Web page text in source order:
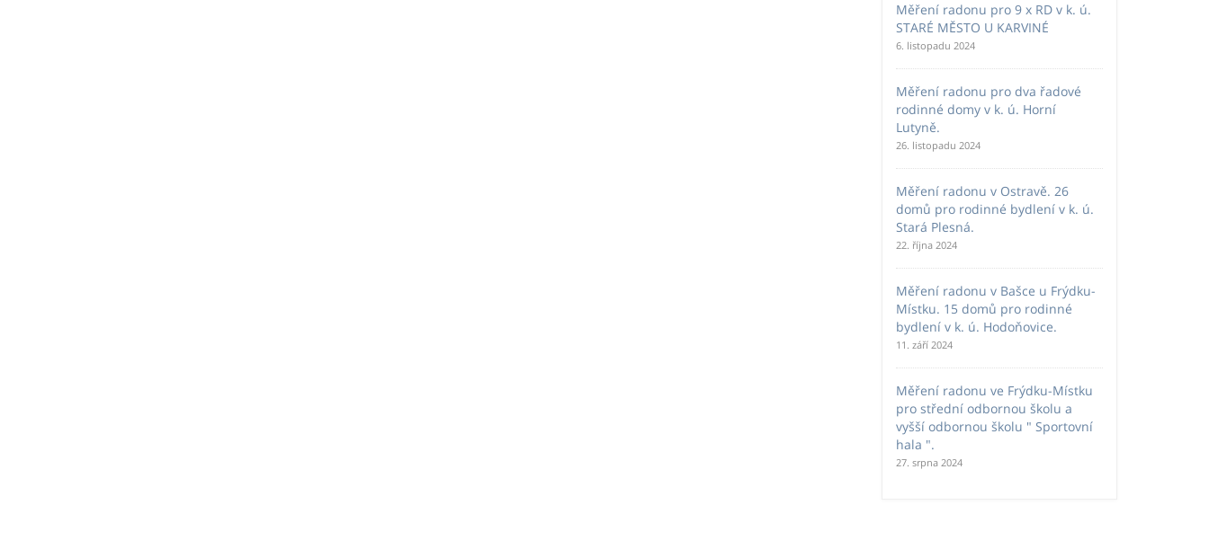
Měření radonu pro 9 x RD v k. ú.
STARÉ MĚSTO U KARVINÉ
6. listopadu 2024
Měření radonu pro dva řadové
rodinné domy v k. ú. Horní
Lutyně.
26. listopadu 2024
Měření radonu v Ostravě. 26
domů pro rodinné bydlení v k. ú.
Stará Plesná.
22. října 2024
Měření radonu v Bašce u Frýdku-
Místku. 15 domů pro rodinné
bydlení v k. ú. Hodoňovice.
11. září 2024
Měření radonu ve Frýdku-Místku
pro střední odbornou školu a
vyšší odbornou školu " Sportovní
hala ".
27. srpna 2024